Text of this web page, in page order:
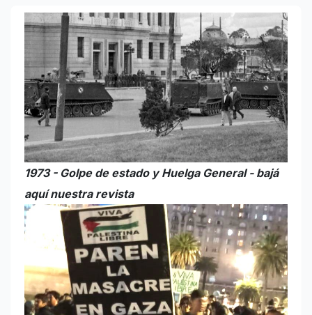
1973 - Golpe de estado y Huelga General - bajá
aquí nuestra revista